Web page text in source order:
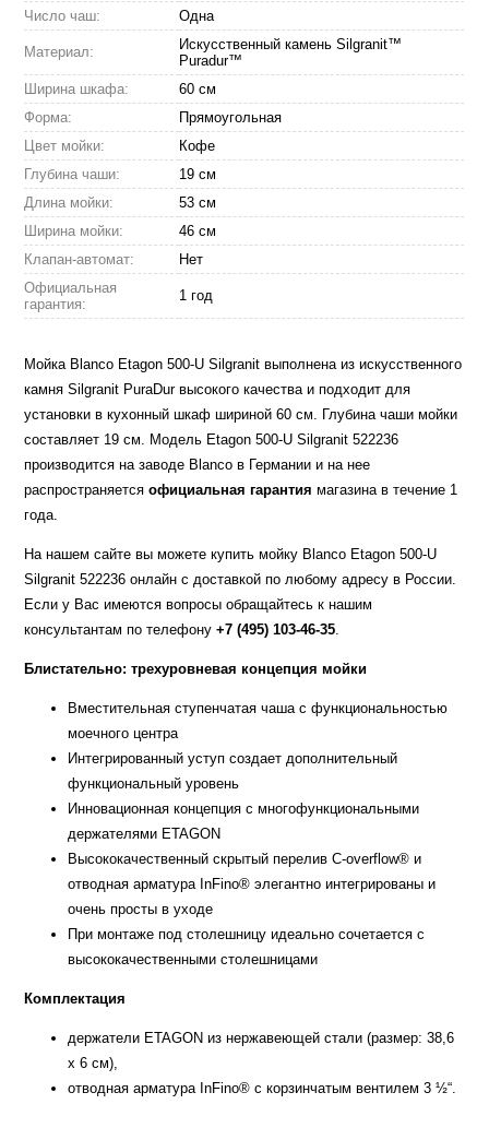
Число чаш:
Одна
Материал:
Искусственный камень Silgranit™
Puradur™
Ширина шкафа:
60 см
Форма:
Прямоугольная
Цвет мойки:
Кофе
Глубина чаши:
19 см
Длина мойки:
53 см
Ширина мойки:
46 см
Клапан-автомат:
Нет
Официальная
гарантия:
1 год
Мойка Blanco Etagon 500-U Silgranit выполнена из искусственного
камня Silgranit PuraDur высокого качества и подходит для
установки в кухонный шкаф шириной 60 см. Глубина чаши мойки
составляет 19 см. Модель Etagon 500-U Silgranit 522236
производится на заводе Blanco в Германии и на нее
распространяетсяофициальная гарантия магазина в течение 1
года.
На нашем сайте вы можете купить мойку Blanco Etagon 500-U
Silgranit 522236 онлайн с доставкой по любому адресу в России.
Если у Вас имеются вопросы обращайтесь к нашим
консультантам по телефону+7 (495) 103-46-35
Блистательно: трехуровневая концепция мойки
Вместительная ступенчатая чаша с функциональностью
моечного центра
Интегрированный уступ создает дополнительный
функциональный уровень
Инновационная концепция с многофункциональными
держателями ETAGON
Высококачественный скрытый перелив C-overflow® и
отводная арматура InFino® элегантно интегрированы и
очень просты в уходе
При монтаже под столешницу идеально сочетается с
высококачественными столешницами
Комплектация
держатели ETAGON из нержавеющей стали (размер: 38,6
х 6 см),
отводная арматура InFino® с корзинчатым вентилем 3 ½“.